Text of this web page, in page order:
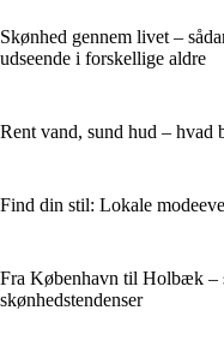
Skønhed gennem livet –
udseende i forskellige aldre
Rent vand, sund hud –
Find din stil: Lokale
Fra København til Holbæk –
skønhedstendenser